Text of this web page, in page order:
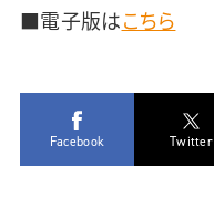
■電子版はこちら
Facebook Twitter